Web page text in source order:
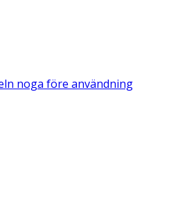
noga före användning